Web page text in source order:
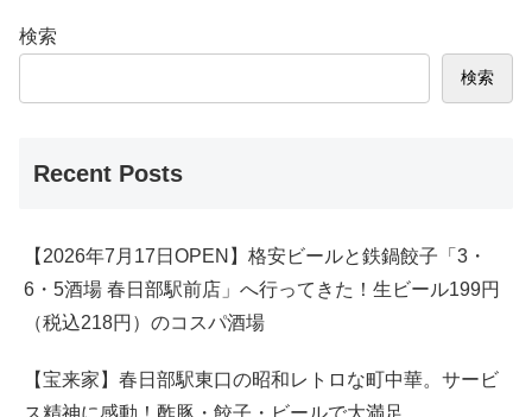
検索
検索
Recent Posts
【2026年7月17日OPEN】格安ビールと鉄鍋餃子「3・
6・5酒場 春日部駅前店」へ行ってきた！生ビール199円
（税込218円）のコスパ酒場
【宝来家】春日部駅東口の昭和レトロな町中華。サービ
ス精神に感動！酢豚・餃子・ビールで大満足